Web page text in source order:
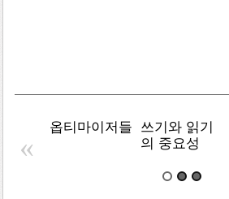
옵티마이저들
쓰기와 읽기
의 중요성
«